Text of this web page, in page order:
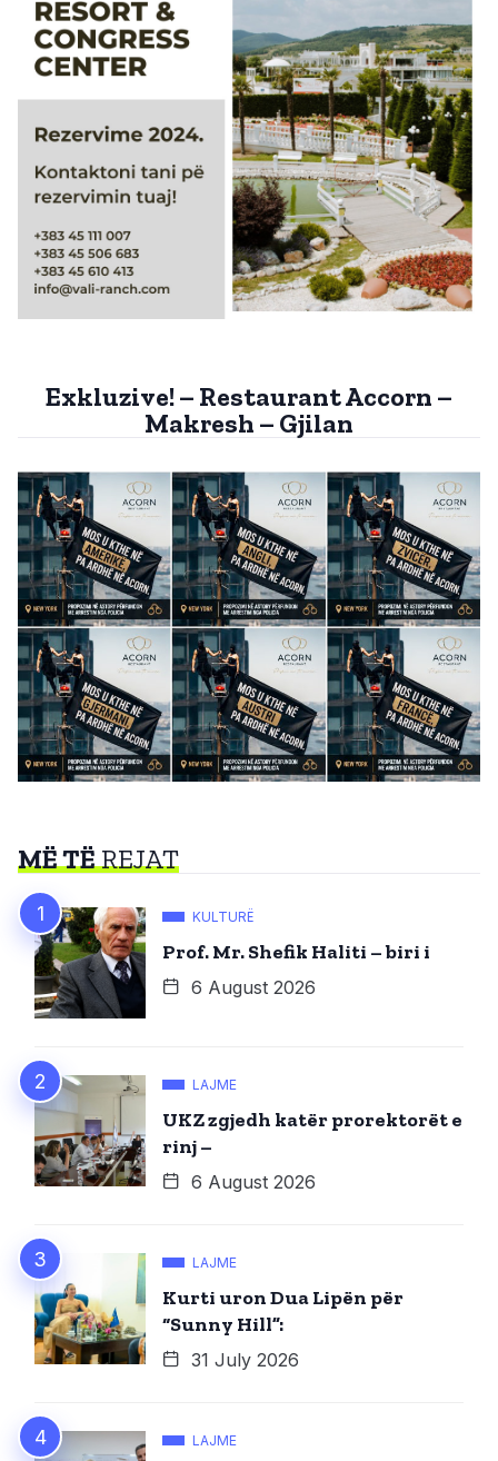
Exkluzive! – Restaurant Accorn –
Makresh – Gjilan
MË TËREJAT
KULTURË
Prof. Mr. Shefik Haliti – biri i
6 August 2026
LAJME
UKZ zgjedh katër prorektorët e
rinj –
6 August 2026
LAJME
Kurti uron Dua Lipën për
“Sunny Hill”:
31 July 2026
LAJME